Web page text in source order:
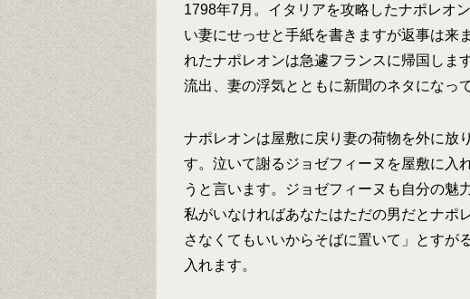
1798年7月。イタリアを攻略したナポレオ
い妻にせっせと手紙を書きますが返事は来
れたナポレオンは急遽フランスに帰国しま
流出、妻の浮気とともに新聞のネタになっ
ナポレオンは屋敷に戻り妻の荷物を外に放
す。泣いて謝るジョゼフィーヌを屋敷に入
うと言います。ジョゼフィーヌも自分の魅
私がいなければあなたはただの男だとナポ
さなくてもいいからそばに置いて」とすが
入れます。